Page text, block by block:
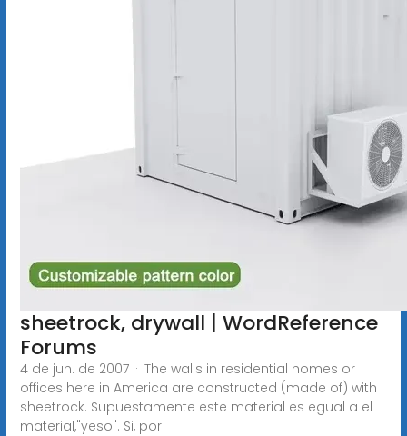
sheetrock, drywall | WordReference
Forums
4 de jun. de 2007 · The walls in residential homes or
offices here in America are constructed (made of) with
sheetrock. Supuestamente este material es egual a el
material,"yeso". Si, por